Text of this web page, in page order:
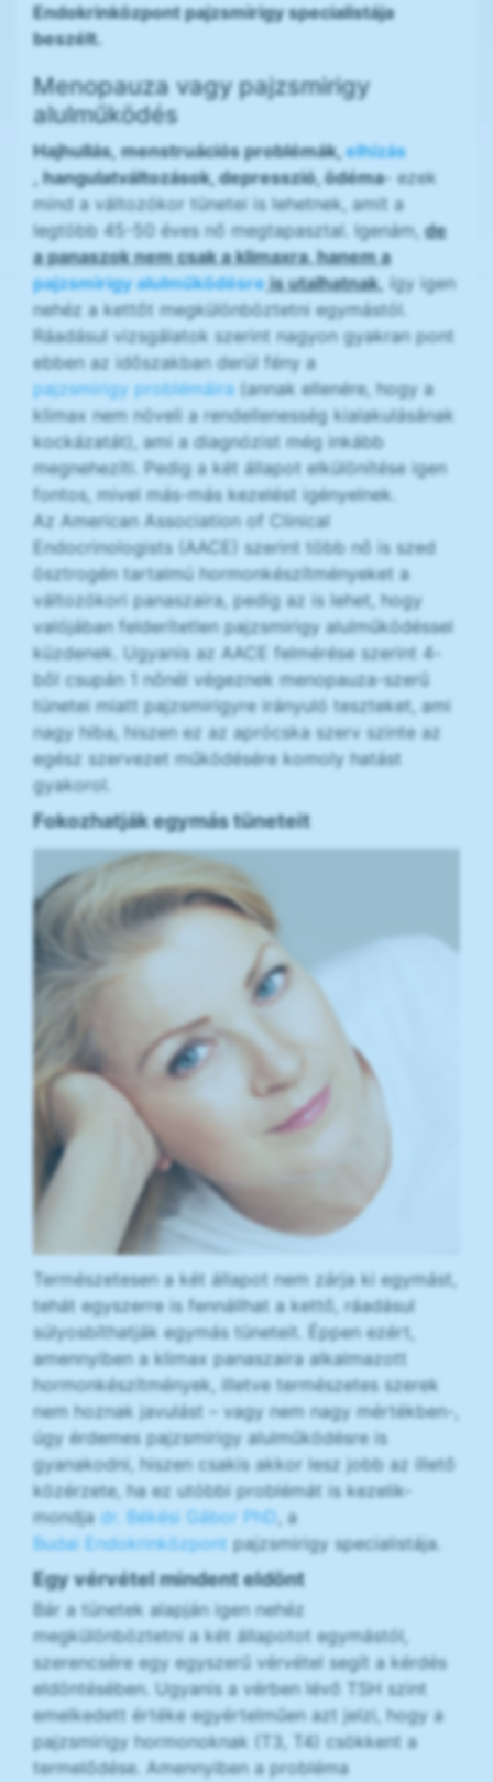
Endokrinközpont pajzsmirigy specialistája
beszélt.
Menopauza vagy pajzsmirigy
alulműködés
Hajhullás, menstruációs problémák,elhízás
, hangulatváltozások, depresszió, ödéma- ezek
mind a változókor tünetei is lehetnek, amit a
legtöbb 45-50 éves nő megtapasztal. Igenám,de
a panaszok nem csak a klimaxra, hanem a
pajzsmirigy alulműködésreis utalhatnak, így igen
nehéz a kettőt megkülönböztetni egymástól.
Ráadásul vizsgálatok szerint nagyon gyakran pont
ebben az időszakban derül fény a
pajzsmirigy problémáira (annak ellenére, hogy a
klimax nem növeli a rendellenesség kialakulásának
kockázatát), ami a diagnózist még inkább
megnehezíti. Pedig a két állapot elkülönítése igen
fontos, mivel más-más kezelést igényelnek.
Az American Association of Clinical
Endocrinologists (AACE) szerint több nő is szed
ösztrogén tartalmú hormonkészítményeket a
változókori panaszaira, pedig az is lehet, hogy
valójában felderítetlen pajzsmirigy alulműködéssel
küzdenek. Ugyanis az AACE felmérése szerint 4-
ből csupán 1 nőnél végeznek menopauza-szerű
tünetei miatt pajzsmirigyre irányuló teszteket, ami
nagy hiba, hiszen ez az aprócska szerv szinte az
egész szervezet működésére komoly hatást
gyakorol.
Fokozhatják egymás tüneteit
Természetesen a két állapot nem zárja ki egymást,
tehát egyszerre is fennállhat a kettő, ráadásul
súlyosbíthatják egymás tüneteit. Éppen ezért,
amennyiben a klimax panaszaira alkalmazott
hormonkészítmények, illetve természetes szerek
nem hoznak javulást – vagy nem nagy mértékben-,
úgy érdemes pajzsmirigy alulműködésre is
gyanakodni, hiszen csakis akkor lesz jobb az illető
közérzete, ha ez utóbbi problémát is kezelik-
mondja dr. Békési Gábor PhD
, a
Budai Endokrinközpont pajzsmirigy specialistája.
Egy vérvétel mindent eldönt
Bár a tünetek alapján igen nehéz
megkülönböztetni a két állapotot egymástól,
szerencsére egy egyszerű vérvétel segít a kérdés
eldöntésében. Ugyanis a vérben lévő TSH szint
emelkedett értéke egyértelműen azt jelzi, hogy a
pajzsmirigy hormonoknak (T3, T4) csökkent a
termelődése. Amennyiben a probléma